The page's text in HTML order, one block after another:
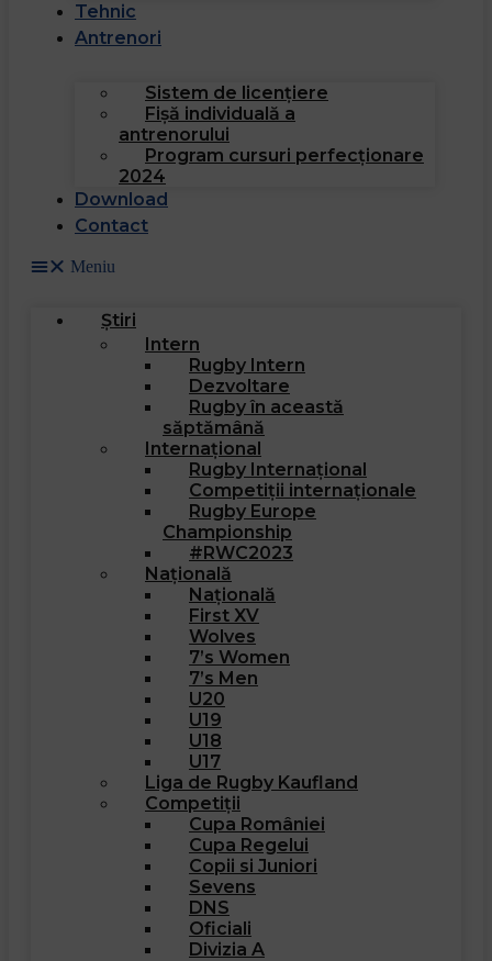
Tehnic
Antrenori
Sistem de licențiere
Fișă individuală a
antrenorului
Program cursuri perfecționare
2024
Download
Contact
Meniu
Știri
Intern
Rugby Intern
Dezvoltare
Rugby în această
săptămână
Internațional
Rugby Internațional
Competiții internaționale
Rugby Europe
Championship
#RWC2023
Națională
Națională
First XV
Wolves
7’s Women
7’s Men
U20
U19
U18
U17
Liga de Rugby Kaufland
Competiții
Cupa României
Cupa Regelui
Copii si Juniori
Sevens
DNS
Oficiali
Divizia A